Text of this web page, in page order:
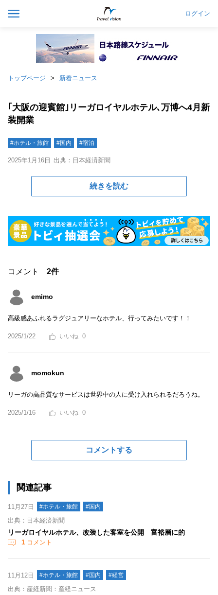
ログイン
トップページ 新着ニュース
｢大阪の迎賓館｣リーガロイヤルホテル､万博へ4月新
装開業
#ホテル・旅館 #国内 #宿泊
2025年1月16日 出典：日本経済新聞
続きを読む
コメント 2件
emimo
高級感あふれるラグジュアリーなホテル、行ってみたいです！！
2025/1/22 0
momokun
リーガの高品質なサービスは世界中の人に受け入れられるだろうね。
2025/1/16 0
コメントする
関連記事
11月27日 #ホテル・旅館 #国内
出典：日本経済新聞
リーガロイヤルホテル、改装した客室を公開 富裕層に的
1 コメント
11月12日 #ホテル・旅館 #国内 #経営
出典：産経新聞：産経ニュース